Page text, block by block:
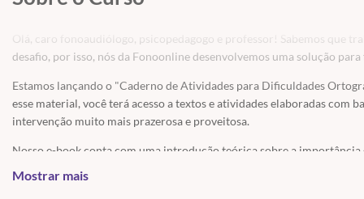
Olá, caro fonoaudiólogo, psicopedagogo e professor! Sabemos que
desafio, por isso, nós da Fonoonline desenvolvemos uma solução
Estamos lançando o "Caderno de Atividades para Dificuldades
esse material, você terá acesso a textos e atividades elaboradas com
intervenção muito mais prazerosa e proveitosa.
Nosso e-book conta com uma introdução teórica sobre a
Mostrar mais